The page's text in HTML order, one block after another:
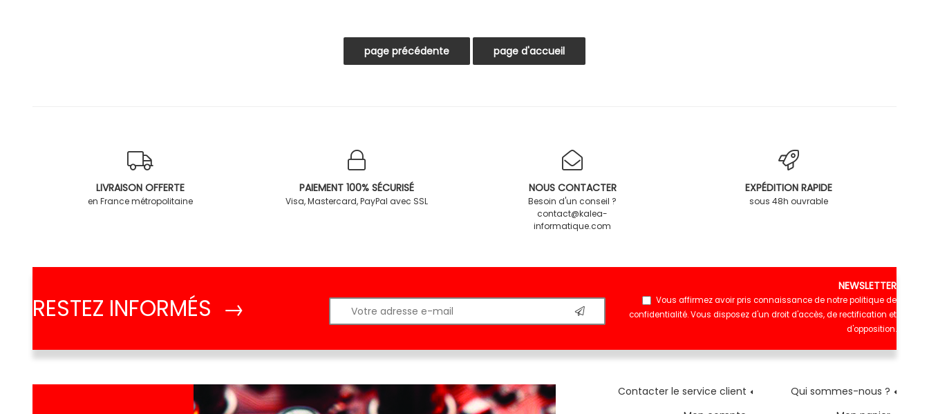
LIVRAISON OFFERTE
en France métropolitaine
PAIEMENT 100% SÉCURISÉ
Visa, Mastercard, PayPal avec SSL
NOUS CONTACTER
Besoin d'un conseil ?
contact@kalea-
informatique.com
EXPÉDITION RAPIDE
sous 48h ouvrable
RESTEZ INFORMÉS →
NEWSLETTER
Vous affirmez avoir pris connaissance de notrepolitique de
confidentialité. Vous disposez d'un droit d'accès, de rectification et
d'opposition.
Contacter le service client
Qui sommes-nous ?